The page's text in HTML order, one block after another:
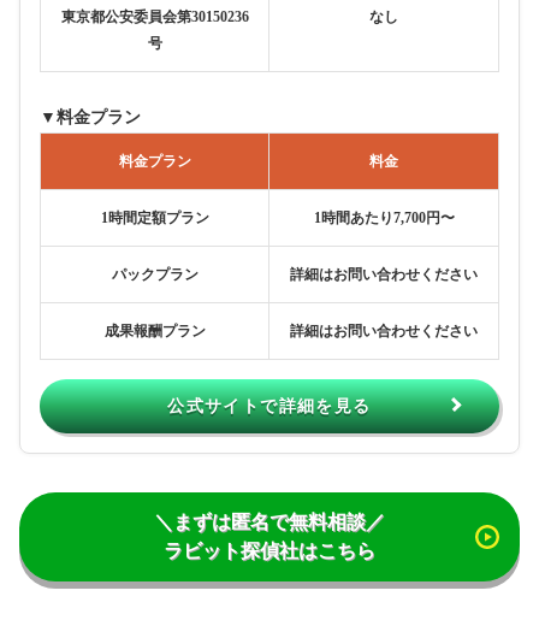
東京都公安委員会第30150236
号
なし
▼料金プラン
料金プラン 料金
1時間定額プラン 1時間あたり7,700円〜
パックプラン 詳細はお問い合わせください
成果報酬プラン 詳細はお問い合わせください
公式サイトで詳細を見る
＼まずは匿名で無料相談／
ラビット探偵社はこちら